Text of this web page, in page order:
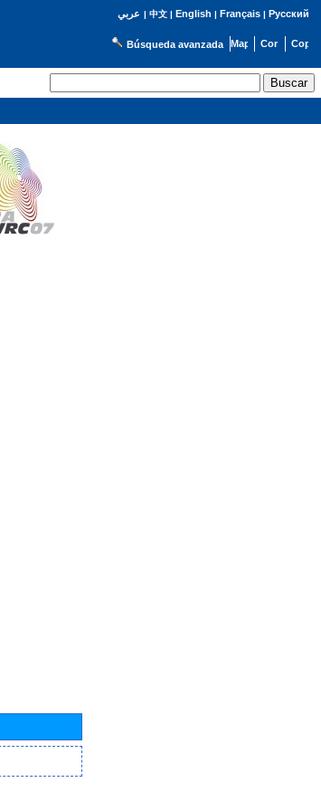
عربي | 中文| English | Français| Русский
Búsqueda avanzada